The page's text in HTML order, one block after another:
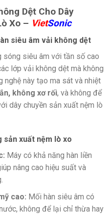
Dệt Cho Dây
Xo – VietSonic
siêu âm vải không dệt
sóng siêu âm với tần số cao
lớp vải không dệt mà không
nghệ này tạo ma sát và nhiệt
không xơ rối, và không để
dây chuyền sản xuất nệm lò
sản xuất nệm lò xo
Máy có khả năng hàn liền
nâng cao hiệu suất và
cao: Mối hàn siêu âm có
không để lại chỉ thừa hay